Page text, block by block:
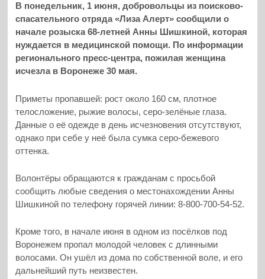
В понедельник, 1 июня, добровольцы из поисково-
спасательного отряда «Лиза Алерт» сообщили о
начале розыска 68-летней Анны Шишкиной, которая
нуждается в медицинской помощи. По информации
регионального пресс-центра, пожилая женщина
исчезла в Воронеже 30 мая.
Приметы пропавшей: рост около 160 см, плотное
телосложение, рыжие волосы, серо-зелёные глаза.
Данные о её одежде в день исчезновения отсутствуют,
однако при себе у неё была сумка серо-бежевого
оттенка.
Волонтёры обращаются к гражданам с просьбой
сообщить любые сведения о местонахождении Анны
Шишкиной по телефону горячей линии: 8-800-700-54-52.
Кроме того, в начале июня в одном из посёлков под
Воронежем пропал молодой человек с длинными
волосами. Он ушёл из дома по собственной воле, и его
дальнейший путь неизвестен.